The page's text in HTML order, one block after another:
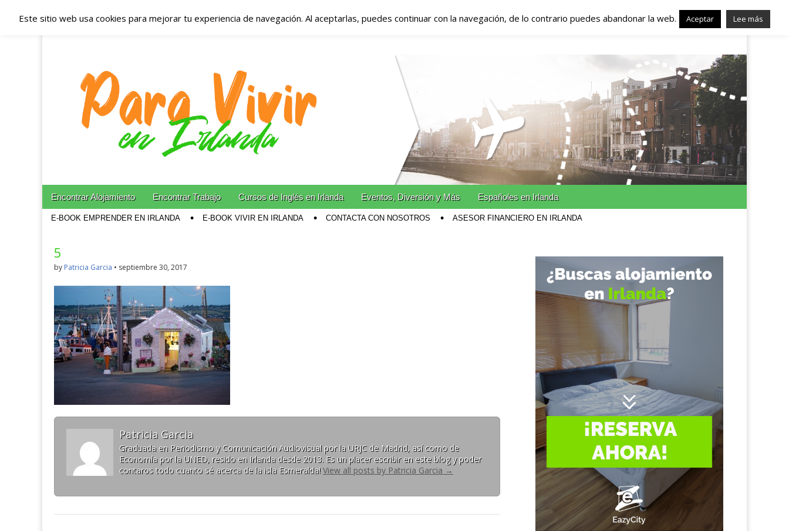
Españoles en Irlanda – Vivir en Irlanda – Trabajo en
Irlanda – Alojamiento en Irlanda
Blog dedicado a los que viven, estudian y trabajan en Irlanda!
Main menu
Skip to content
Encontrar Alojamiento Encontrar Trabajo Cursos de Inglés en Irlanda Eventos, Diversión y Más Españoles en Irlanda
E-BOOK EMPRENDER EN IRLANDA E-BOOK VIVIR EN IRLANDA CONTACTA CON NOSOTROS ASESOR FINANCIERO EN IRLANDA
5
by Patricia Garcia • septiembre 30, 2017
Patricia Garcia
Graduada en Periodismo y Comunicación Audiovisual por la URJC de Madrid, así como de
Economía por la UNED, resido en Irlanda desde 2013. Es un placer escribir en este blog y poder
contaros todo cuanto sé acerca de la isla Esmeralda! View all posts by Patricia Garcia →
Este sitio web usa cookies para mejorar tu experiencia de navegación. Al aceptarlas, puedes continuar con la navegación, de lo contrario puedes abandonar la web. Aceptar Lee más